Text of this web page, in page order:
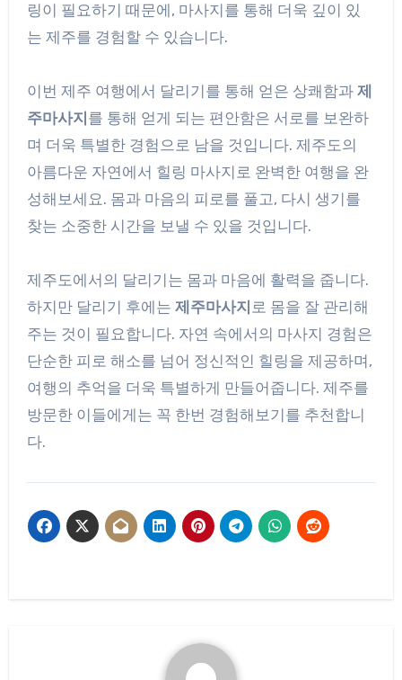
링이 필요하기 때문에, 마사지를 통해 더욱 깊이 있
는 제주를 경험할 수 있습니다.
이번 제주 여행에서 달리기를 통해 얻은 상쾌함과 제
주마사지 를 통해 얻게 되는 편안함은 서로를 보완하
며 더욱 특별한 경험으로 남을 것입니다. 제주도의
아름다운 자연에서 힐링 마사지로 완벽한 여행을 완
성해보세요. 몸과 마음의 피로를 풀고, 다시 생기를
찾는 소중한 시간을 보낼 수 있을 것입니다.
제주도에서의 달리기는 몸과 마음에 활력을 줍니다.
하지만 달리기 후에는 제주마사지 로 몸을 잘 관리해
주는 것이 필요합니다. 자연 속에서의 마사지 경험은
단순한 피로 해소를 넘어 정신적인 힐링을 제공하며,
여행의 추억을 더욱 특별하게 만들어줍니다. 제주를
방문한 이들에게는 꼭 한번 경험해보기를 추천합니
다.